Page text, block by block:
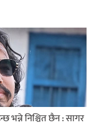
भन्ने निश्चित छैन : सागर